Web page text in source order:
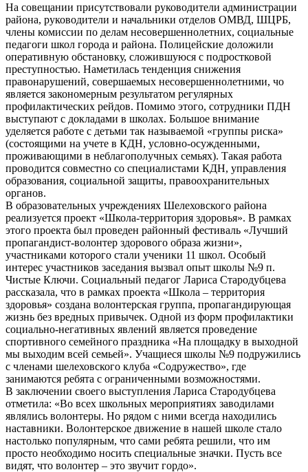
На совещании присутствовали руководители администрации
района, руководители и начальники отделов ОМВД, ШЦРБ,
члены комиссии по делам несовершеннолетних, социальные
педагоги школ города и района. Полицейские доложили
оперативную обстановку, сложившуюся с подростковой
преступностью. Наметилась тенденция снижения
правонарушений, совершаемых несовершеннолетними, чо
является закономерным результатом регулярных
профилактических рейдов. Помимо этого, сотрудники ПДН
выступают с докладами в школах. Большое внимание
уделяется работе с детьми так называемой «группы риска»
(состоящими на учете в КДН, условно-осужденными,
проживающими в неблагополучных семьях). Такая работа
проводится совместно со специалистами КДН, управления
образования, социальной защиты, правоохранительных
органов.
В образовательных учреждениях Шелеховского района
реализуется проект «Школа-территория здоровья». В рамках
этого проекта был проведен районный фестиваль «Лучший
пропагандист-волонтер здорового образа жизни»,
участниками которого стали ученики 11 школ. Особый
интерес участников заседания вызвал опыт школы №9 п.
Чистые Ключи. Социальный педагог Лариса Стародубцева
рассказала, что в рамках проекта «Школа – территория
здоровья» создана волонтерская группа, пропагандирующая
жизнь без вредных привычек. Одной из форм профилактики
социально-негативных явлений является проведение
спортивного семейного праздника «На площадку в выходной
мы выходим всей семьей». Учащиеся школы №9 подружились
с членами шелеховского клуба «Содружество», где
занимаются ребята с ограниченными возможностями.
В заключении своего выступления Лариса Стародубцева
отметила: «Во всех школьных мероприятиях заводилами
являлись волонтеры. Но рядом с ними всегда находились
наставники. Волонтерское движение в нашей школе стало
настолько популярным, что сами ребята решили, что им
просто необходимо носить специальные значки. Пусть все
видят, что волонтер – это звучит гордо».